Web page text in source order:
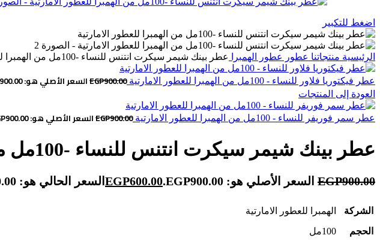
اضغط للتكبير
الرئيسية منتجاتنا عطور عطور الهمبرا عطر بينك شيمر سيكرت انتنس للنساء -100مل من الهمبرا للعطور الامارتية
عطر فيكتوريا فلاور للنساء - 100مل من الهمبرا للعطور الامارتية EGP900.00 السعر الأصلي هو: EGP900.00.
العودة إلى المنتجات
عطر سمر فوريفر للنساء - 100مل من الهمبرا للعطور الامارتية EGP900.00 السعر الأصلي هو: EGP900.00.
عطر بينك شيمر سيكرت انتنس للنساء -100مل من الهمبرا للعطور الامارتية
EGP900.00 السعر الأصلي هو: EGP900.00. EGP600.00 السعر الحالي هو: EGP600.00.
الشركة
الهمبرا للعطور الامارتية
الحجم
100مل